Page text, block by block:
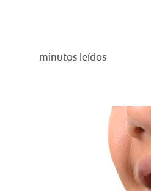
minutos leídos